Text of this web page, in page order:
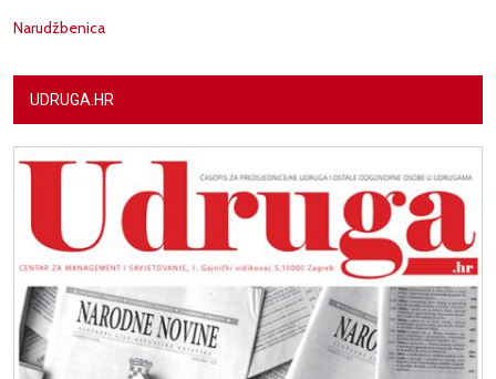
Narudžbenica
UDRUGA.HR